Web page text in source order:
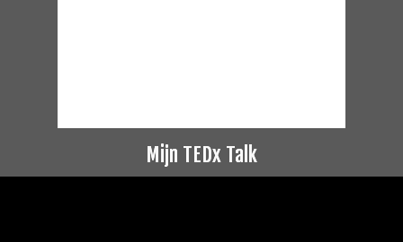
Mijn TEDx Talk